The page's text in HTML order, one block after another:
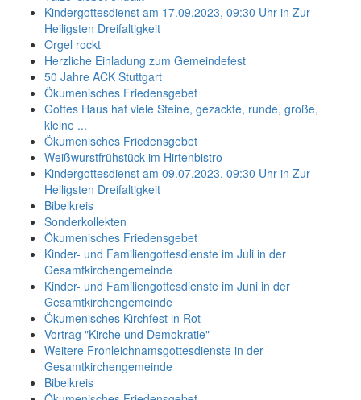
Kindergottesdienst am 17.09.2023, 09:30 Uhr in Zur
Heiligsten Dreifaltigkeit
Orgel rockt
Herzliche Einladung zum Gemeindefest
50 Jahre ACK Stuttgart
Ökumenisches Friedensgebet
Gottes Haus hat viele Steine, gezackte, runde, große,
kleine ...
Ökumenisches Friedensgebet
Weißwurstfrühstück im Hirtenbistro
Kindergottesdienst am 09.07.2023, 09:30 Uhr in Zur
Heiligsten Dreifaltigkeit
Bibelkreis
Sonderkollekten
Ökumenisches Friedensgebet
Kinder- und Familiengottesdienste im Juli in der
Gesamtkirchengemeinde
Kinder- und Familiengottesdienste im Juni in der
Gesamtkirchengemeinde
Ökumenisches Kirchfest in Rot
Vortrag "Kirche und Demokratie"
Weitere Fronleichnamsgottesdienste in der
Gesamtkirchengemeinde
Bibelkreis